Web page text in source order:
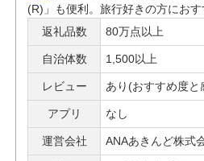
(R)」も便利。旅行好きの方におす
返礼品数
80万点以上
自治体数 1,500以上
レビュー あり(おすすめ度と
アプリ なし
運営会社 ANAあきんど株式